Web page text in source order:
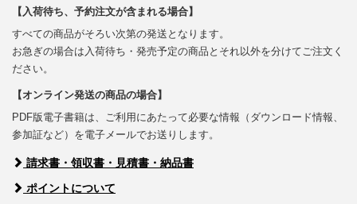
【入荷待ち、予約注文が含まれる場合】
すべての商品がそろい次第の発送となります。
お急ぎの場合は入荷待ち・発売予定の商品とそれ以外を分けてご注文く
ださい。
【オンライン発送の商品の場合】
PDF版電子書籍は、ご利用にあたって必要な情報（ダウンロード情報、
参加証など）を電子メールでお送りします。
請求書・領収書・見積書・納品書
ポイントについて